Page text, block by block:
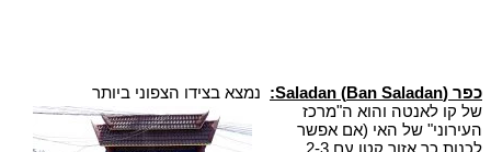
כפר Saladan (Ban Saladan):
נמצא בצידו הצפוני ביותר
של קו לאנטה והוא ה"מרכז
העירוני" של האי (אם אפשר
לכנות כך אזור קטן עם 2-3